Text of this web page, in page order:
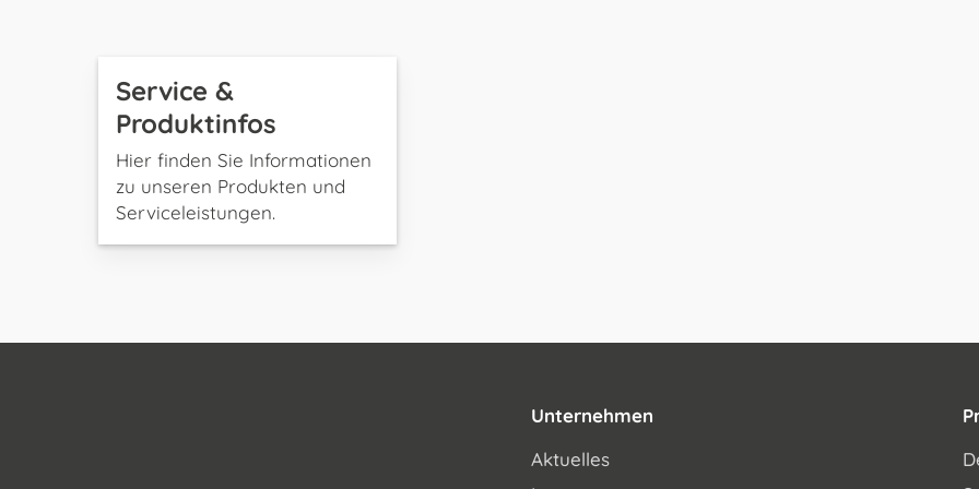
Service &
Produktinfos
Hier finden Sie Informationen
zu unseren Produkten und
Serviceleistungen.
Unternehmen
Aktuelles